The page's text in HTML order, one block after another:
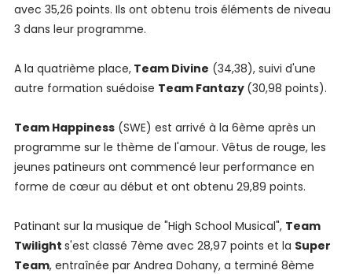
avec 35,26 points. Ils ont obtenu trois éléments de niveau
3 dans leur programme.
A la quatrième place,Team Divine (34,38), suivi d'une
autre formation suédoise Team Fantazy (30,98 points).
Team Happiness(SWE) est arrivé à la 6ème après un
programme sur le thème de l'amour. Vêtus de rouge, les
jeunes patineurs ont commencé leur performance en
forme de cœur au début et ont obtenu 29,89 points.
Patinant sur la musique de "High School Musical", Team
Twilight s'est classé 7ème avec 28,97 points et la Super
Team, entraînée par Andrea Dohany, a terminé 8ème